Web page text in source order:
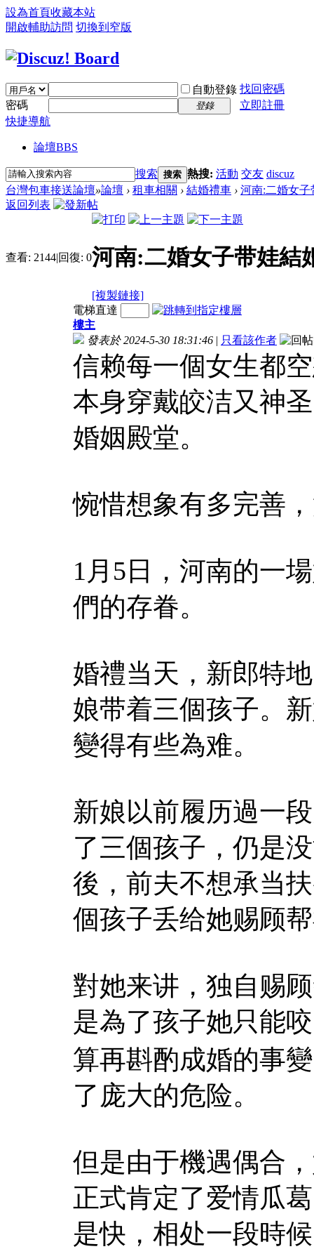
設為首頁收藏本站
開啟輔助訪問 切換到窄版
自動登錄 找回密碼
密碼
登錄
立即註冊
快捷導航
論壇BBS
搜索 搜索 熱搜: 活動 交友 discuz
台灣包車接送論壇»論壇 › 租車相關 › 結婚禮車 › 河南:二婚女子
返回列表
查看: 2144|回復: 0河南:二婚女子带娃結
[複製鏈接]
電梯直達
樓主
發表於 2024-5-30 18:31:46 | 只看該作者
信赖每一個女生都
本身穿戴皎洁又神
婚姻殿堂。
惋惜想象有多完善
1月5日，河南的一
們的存眷。
婚禮当天，新郎特
娘带着三個孩子。
變得有些為难。
新娘以前履历過一
了三個孩子，仍是
後，前夫不想承当
個孩子丢给她赐顾
對她来讲，独自赐
是為了孩子她只能
算再斟酌成婚的事
了庞大的危险。
但是由于機遇偶合
正式肯定了爱情瓜
是快，相处一段時